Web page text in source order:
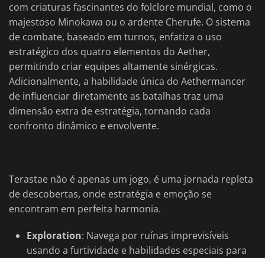
com criaturas fascinantes do folclore mundial, como o
majestoso Minokawa ou o ardente Cherufe. O sistema
de combate, baseado em turnos, enfatiza o uso
estratégico dos quatro elementos do Aether,
permitindo criar equipes altamente sinérgicas.
Adicionalmente, a habilidade única do Aethermancer
de influenciar diretamente as batalhas traz uma
dimensão extra de estratégia, tornando cada
confronto dinâmico e envolvente.
Terastae não é apenas um jogo, é uma jornada repleta
de descobertas, onde estratégia e emoção se
encontram em perfeita harmonia.
Exploration: Navega por ruínas imprevisíveis
usando a furtividade e habilidades especiais para